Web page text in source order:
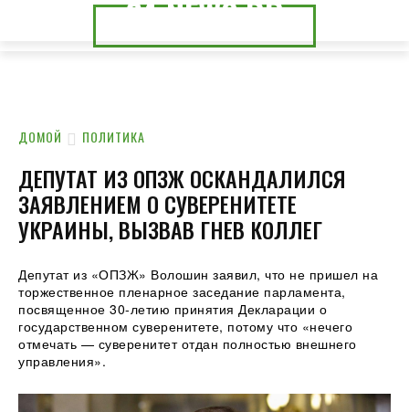
24.NEWS.CK
24.NEWS.DP
ДОМОЙ ПОЛИТИКА
ДЕПУТАТ ИЗ ОПЗЖ ОСКАНДАЛИЛСЯ
ЗАЯВЛЕНИЕМ О СУВЕРЕНИТЕТЕ
УКРАИНЫ, ВЫЗВАВ ГНЕВ КОЛЛЕГ
Депутат из «ОПЗЖ» Волошин заявил, что не пришел на
торжественное пленарное заседание парламента,
посвященное 30-летию принятия Декларации о
государственном суверенитете, потому что «нечего
отмечать — суверенитет отдан полностью внешнего
управления».